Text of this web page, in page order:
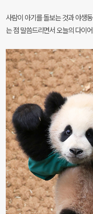
사람이 아기를 돌보는 것과 야생
는 점 말씀드리면서 오늘의 다이